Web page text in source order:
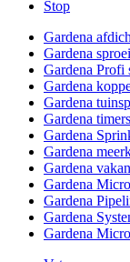
Stop
Gardena
Gardena
Gardena Profi
Gardena
Gardena
Gardena
Gardena
Gardena
Gardena
Gardena
Gardena
Gardena
Gardena